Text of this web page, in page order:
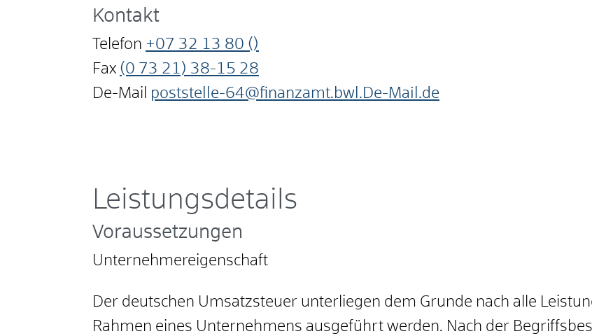
Kontakt
Telefon +07 32 13 80 ()
Fax (0 73 21) 38-15 28
De-Mail poststelle-64@finanzamt.bwl.De-Mail.de
Leistungsdetails
Voraussetzungen
Unternehmereigenschaft
Der deutschen Umsatzsteuer unterliegen dem Grunde nach alle
Rahmen eines Unternehmens ausgeführt werden. Nach der